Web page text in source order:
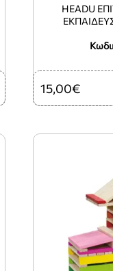
HEADU
15,00€